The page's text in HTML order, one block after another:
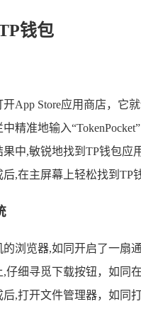
钱包
App Store应用商店，它
精准地输入
果中,敏锐地找到TP钱包应
后,在主屏幕上轻松找到TP
浏览器,如同开启了一扇
,仔细寻觅下载按钮，如同
后,打开文件管理器，如同